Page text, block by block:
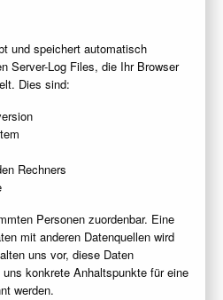
und speichert automatisch
Server-Log Files, die Ihr Browser
Dies sind:
Rechners
Personen zuordenbar. Eine
mit anderen Datenquellen wird
uns vor, diese Daten
konkrete Anhaltspunkte für eine
werden.